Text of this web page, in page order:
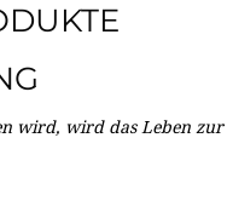
wird, wird das Leben zur